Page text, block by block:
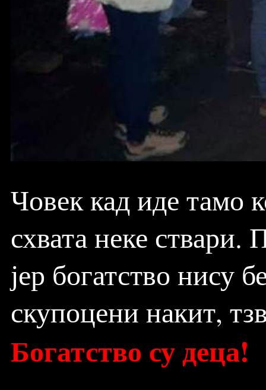
Човек кад иде тамо
схвата неке ствари.
јер богатство нису
скупоцени накит,
Богатство су деца!